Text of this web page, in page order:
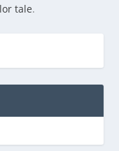
tale.